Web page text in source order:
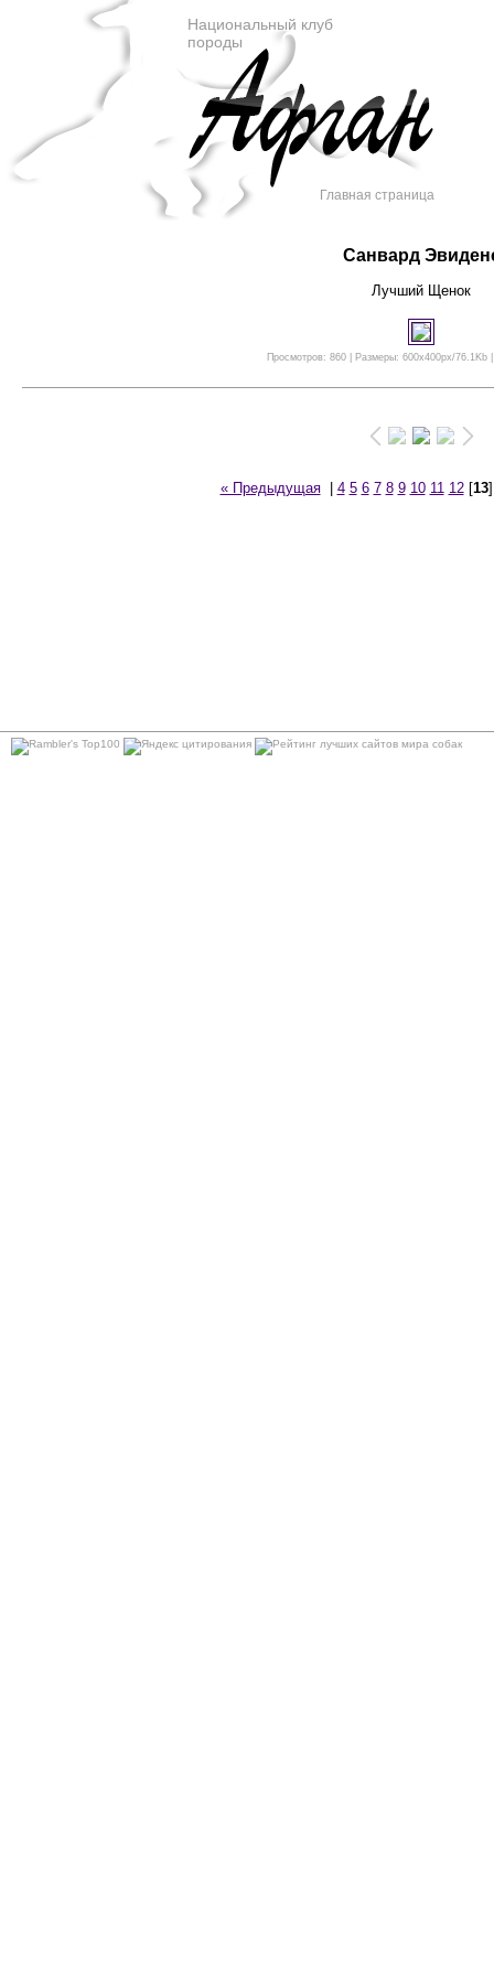
Национальный клуб
породы
Главная страница
Санвард
Лучший Щенок
Просмотров: 860 | Размеры: 600x400px/76.1Kb
« Предыдущая| 4 5 6 7 8 9 10 11 12[13